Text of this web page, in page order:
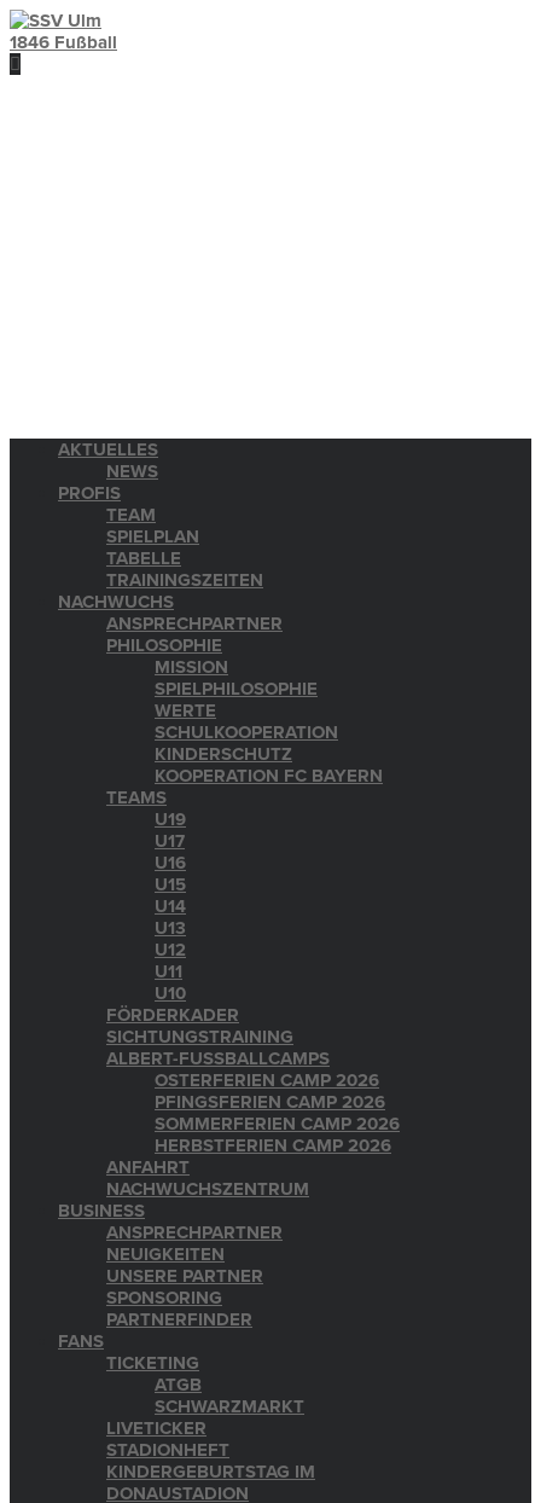
AKTUELLES
NEWS
PROFIS
TEAM
SPIELPLAN
TABELLE
TRAININGSZEITEN
NACHWUCHS
ANSPRECHPARTNER
PHILOSOPHIE
MISSION
SPIELPHILOSOPHIE
WERTE
SCHULKOOPERATION
KINDERSCHUTZ
KOOPERATION FC BAYERN
TEAMS
U19
U17
U16
U15
U14
U13
U12
U11
U10
FÖRDERKADER
SICHTUNGSTRAINING
ALBERT-FUSSBALLCAMPS
OSTERFERIEN CAMP 2026
PFINGSFERIEN CAMP 2026
SOMMERFERIEN CAMP 2026
HERBSTFERIEN CAMP 2026
ANFAHRT
NACHWUCHSZENTRUM
BUSINESS
ANSPRECHPARTNER
NEUIGKEITEN
UNSERE PARTNER
SPONSORING
PARTNERFINDER
FANS
TICKETING
ATGB
SCHWARZMARKT
LIVETICKER
STADIONHEFT
KINDERGEBURTSTAG IM
DONAUSTADION